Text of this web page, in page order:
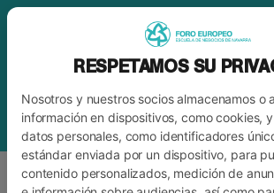
RESPETAMOS SU
Nosotros y nuestros socios almacenamos o
información en dispositivos, como cookies,
datos personales, como identificadores
estándar enviada por un dispositivo, para
contenido personalizados, medición de